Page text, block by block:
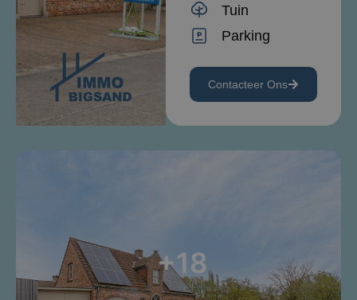
Tuin
Parking
Contacteer Ons
+18